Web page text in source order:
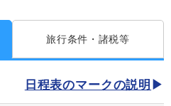
旅行条件・諸税等
日程表のマークの説明